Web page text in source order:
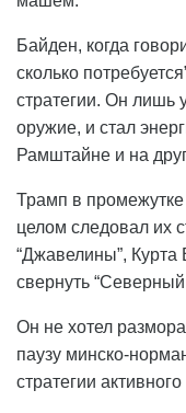
Байден, когда
сколько
стратегии. Он лишь
оружие, и стал
Рамштайне и на
Трамп в
целом следовал их
“Джавелины”, Курта
свернуть “Северный
Он не хотел
паузу минско-
стратегии